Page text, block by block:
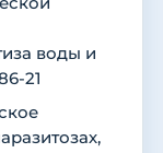
воды и
21